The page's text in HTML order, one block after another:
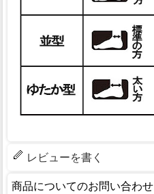
レビューを書く
商品についてのお問い合わせ